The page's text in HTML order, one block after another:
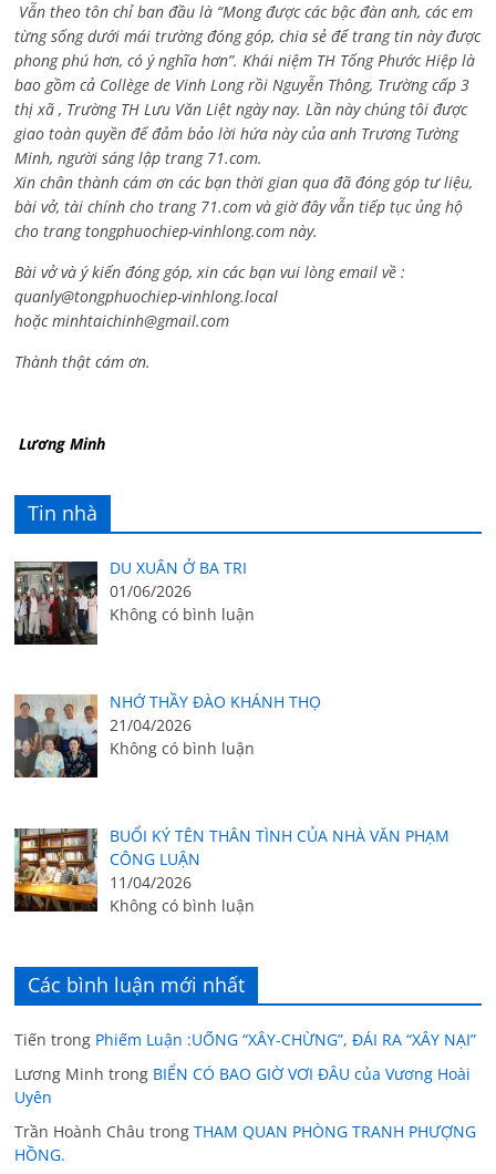
Vẫn theo tôn chỉ ban đầu là “Mong được các bậc đàn anh, các em
từng sống dưới mái trường đóng góp, chia sẻ để trang tin này được
phong phú hơn, có ý nghĩa hơn”. Khái niệm TH Tống Phước Hiệp là
bao gồm cả Collège de Vinh Long rồi Nguyễn Thông, Trường cấp 3
thị xã , Trường TH Lưu Văn Liệt ngày nay. Lần này chúng tôi được
giao toàn quyền để đảm bảo lời hứa này của anh Trương Tường
Minh, người sáng lập trang 71.com.
Xin chân thành cám ơn các bạn thời gian qua đã đóng góp tư liệu,
bài vở, tài chính cho trang 71.com và giờ đây vẫn tiếp tục ủng hộ
cho trang tongphuochiep-vinhlong.com này.
Bài vở và ý kiến đóng góp, xin các bạn vui lòng email về :
quanly@tongphuochiep-vinhlong.local
hoặcminhtaichinh@gmail.com
Thành thật cám ơn.
Lương Minh
Tin nhà
DU XUÂN Ở BA TRI
01/06/2026
Không có bình luận
NHỚ THẦY ĐÀO KHÁNH THỌ
21/04/2026
Không có bình luận
BUỔI KÝ TÊN THÂN TÌNH CỦA NHÀ VĂN PHẠM
CÔNG LUẬN
11/04/2026
Không có bình luận
Các bình luận mới nhất
Tiến trong Phiếm Luận :UỐNG “XÂY-CHỪNG”, ĐÁI RA “XÂY NẠI”
Lương Minh trong BIỂN CÓ BAO GIỜ VƠI ĐÂU của Vương Hoài
Uyên
Trần Hoành Châu trongTHAM QUAN PHÒNG TRANH PHƯỢNG
HỒNG.